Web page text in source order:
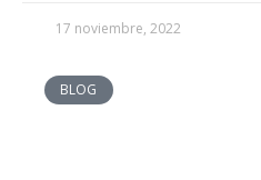
17 noviembre, 2022
BLOG